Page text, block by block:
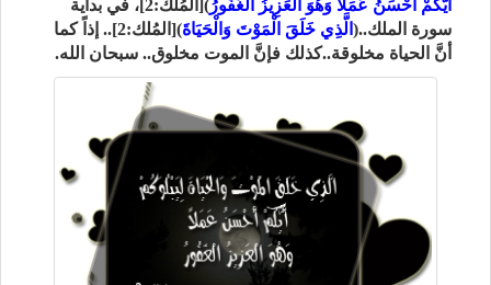
أَيُّكُمْ أَحْسَنُ عَمَلًا وَهُوَ الْعَزِيزُ الْغَفُورُ
)[المُلك:2]، في بداية
سورة الملك..(الَّذِي خَلَقَ الْمَوْتَ وَالْحَيَاةَ
)[المُلك:2].. إذاً كما
أنَّ الحياة مخلوقة..كذلك فإنَّ الموت مخلوق.. سبحان الله.